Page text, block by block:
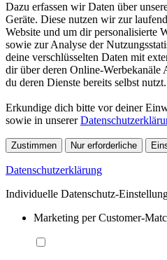
Dazu erfassen wir Daten über
Geräte. Diese nutzen wir zur
Website und um dir personalisierte
sowie zur Analyse der
deine verschlüsselten Daten mit
dir über deren Online-Werbekanäle
du deren Dienste bereits selbst nutzt.
Erkundige dich bitte vor deiner
sowie in unserer
Zustimmen Nur erforderliche
Datenschutzerklärung
Individuelle Datenschutz-
Marketing per Customer-